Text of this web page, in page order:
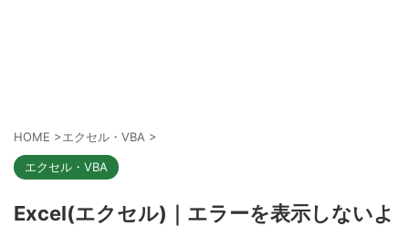
HOME >エクセル・VBA >
エクセル・VBA
Excel(エクセル)｜エラーを表示しないよ